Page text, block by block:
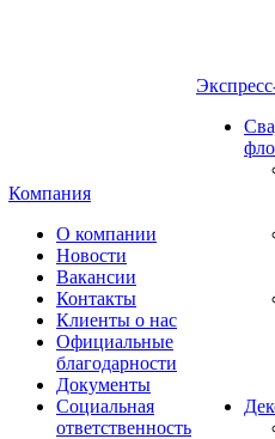
Компания
О компании
Новости
Вакансии
Контакты
Клиенты о нас
Официальные
благодарности
Документы
Социальная
ответственность